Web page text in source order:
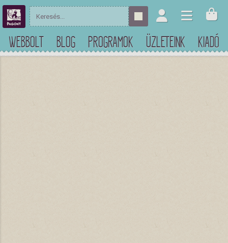
WEBBOLT BLOG PROGRAMOK ÜZLETEINK KIADÓ